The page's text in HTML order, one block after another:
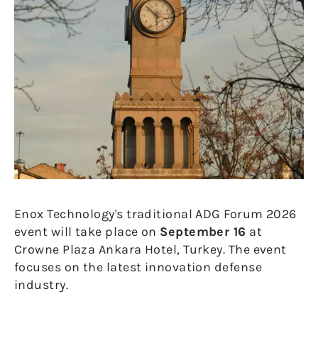
Enox Technology's traditional ADG Forum 2026
event will take place on September 16 at
Crowne Plaza Ankara Hotel, Turkey. The event
focuses on the latest innovation defense
industry.